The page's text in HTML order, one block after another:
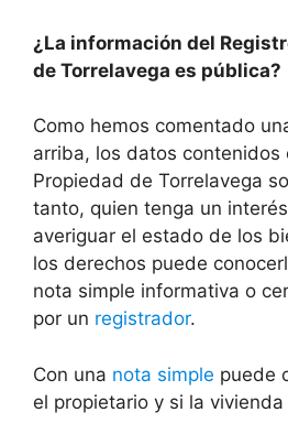
¿La información del
de Torrelavega es pública?
Como hemos comentado
arriba, los datos contenidos
Propiedad de Torrelavega
tanto, quien tenga un
averiguar el estado de los
los derechos puede
nota simple informativa o
por un registrador.
Con una nota simple puede
el propietario y si la